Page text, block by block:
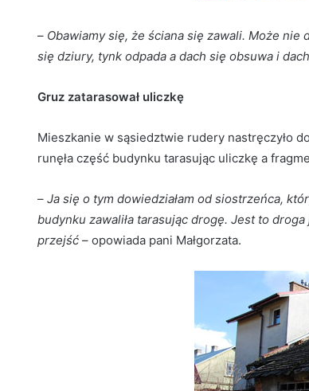
– Obawiamy się, że ściana się zawali. Może
się dziury, tynk odpada a dach się obsuwa i
Gruz zatarasował uliczkę
Mieszkanie w sąsiedztwie rudery nastręczyło
runęła część budynku tarasując uliczkę a
– Ja się o tym dowiedziałam od siostrzeńca,
budynku zawaliła tarasując drogę. Jest to
przejść – opowiada pani Małgorzata.